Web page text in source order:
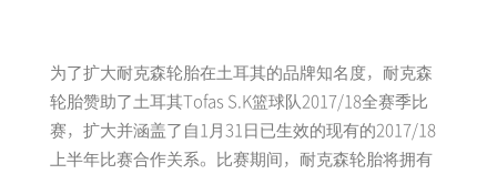
为了扩大耐克森轮胎在土耳其的品牌知名度，耐克森
轮胎赞助了土耳其Tofas S.K篮球队2017/18全赛季比
赛，扩大并涵盖了自1月31日已生效的现有的2017/18
上半年比赛合作关系。比赛期间，耐克森轮胎将拥有